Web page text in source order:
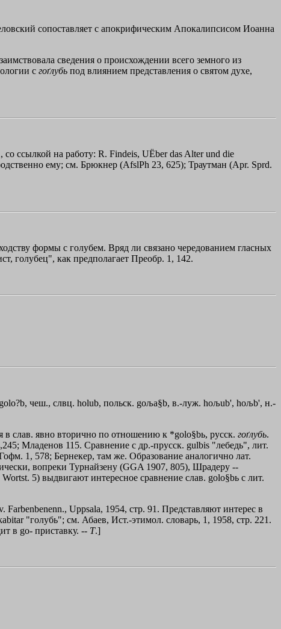
сопоставляет с апокрифическим Апокалипсисом Иоанна
сведения о происхождении всего земного из
с гоґлубь под влиянием представления о святом духе,
ссылкой на работу: R. Findeis, UЁber das Alter und die
ему; см. Брюкнер (AfslPh 23, 625); Траутман (Apr. Sprd.
формы с голубем. Вряд ли связано чередованием гласных
голубец", как предполагает Преобр. 1, 142.
golo?b, чеш., слвц. holub, польск. goљa§b, в.-луж. hoљub', hoљb', н.-
в слав. явно вторично по отношению к *golo§bь, русск. гоґлубь.
Младенов 115. Сравнение с др.-прусск. gulbis "лебедь", лит.
1, 578; Бернекер, там же. Образование аналогично лат.
вопреки Турнайзену (GGA 1907, 805), Шрадеру --
5) выдвигают интересное сравнение слав. golo§bь с лит.
Farbenbenenn., Uppsala, 1954, стр. 91. Представляют интерес в
"голубь"; см. Абаев, Ист.-этимол. словарь, 1, 1958, стр. 221.
в go- приставку. -- Т.]